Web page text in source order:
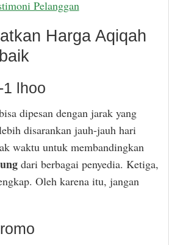
Pelanggan
Harga Aqiqah
lhoo
dipesan dengan jarak yang
disarankan jauh-jauh hari
waktu untuk membandingkan
dari berbagai penyedia. Ketiga,
Oleh karena itu, jangan